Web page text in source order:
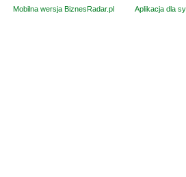
Mobilna wersja BiznesRadar.pl
Aplikacja dla